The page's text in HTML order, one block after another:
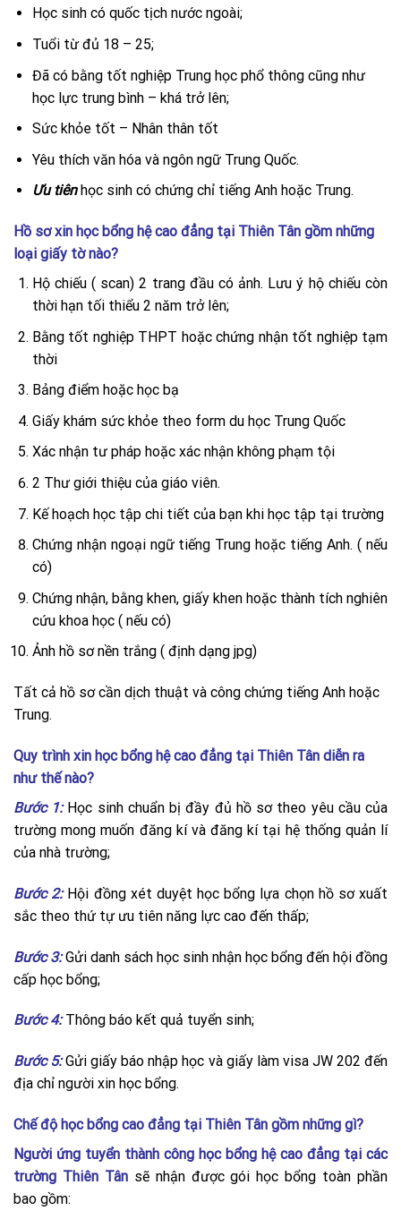
Học sinh có quốc tịch nước ngoài;
Tuổi từ đủ 18 – 25;
Đã có bằng tốt nghiệp Trung học phổ thông cũng như
học lực trung bình – khá trở lên;
Sức khỏe tốt – Nhân thân tốt
Yêu thích văn hóa và ngôn ngữ Trung Quốc.
Ưu tiênhọc sinh có chứng chỉ tiếng Anh hoặc Trung.
Hồ sơ xin học bổng hệ cao đẳng tại Thiên Tân gồm những
loại giấy tờ nào?
Hộ chiếu ( scan) 2 trang đầu có ảnh. Lưu ý hộ chiếu còn
thời hạn tối thiểu 2 năm trở lên;
Bằng tốt nghiệp THPT hoặc chứng nhận tốt nghiệp tạm
thời
Bảng điểm hoặc học bạ
Giấy khám sức khỏe theo form du học Trung Quốc
Xác nhận tư pháp hoặc xác nhận không phạm tội
2 Thư giới thiệu của giáo viên.
Kế hoạch học tập chi tiết của bạn khi học tập tại trường
Chứng nhận ngoại ngữ tiếng Trung hoặc tiếng Anh. ( nếu
có)
Chứng nhận, bằng khen, giấy khen hoặc thành tích nghiên
cứu khoa học ( nếu có)
Ảnh hồ sơ nền trắng ( định dạng jpg)
Tất cả hồ sơ cần dịch thuật và công chứng tiếng Anh hoặc
Trung.
Quy trình xin học bổng hệ cao đẳng tại Thiên Tân diễn ra
như thế nào?
Bước 1: Học sinh chuẩn bị đầy đủ hồ sơ theo yêu cầu của
trường mong muốn đăng kí và đăng kí tại hệ thống quản lí
của nhà trường;
Bước 2:Hội đồng xét duyệt học bổng lựa chọn hồ sơ xuất
sắc theo thứ tự ưu tiên năng lực cao đến thấp;
Bước 3: Gửi danh sách học sinh nhận học bổng đến hội đồng
cấp học bổng;
Bước 4:Thông báo kết quả tuyển sinh;
Bước 5:Gửi giấy báo nhập học và giấy làm visa JW 202 đến
địa chỉ người xin học bổng.
Chế độ học bổng cao đẳng tại Thiên Tân gồm những gì?
Người ứng tuyển thành công học bổng hệ cao đẳng tại các
trường Thiên Tânsẽ nhận được gói học bổng toàn phần
bao gồm: